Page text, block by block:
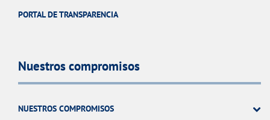
PORTAL DE TRANSPARENCIA
Nuestros compromisos
NUESTROS COMPROMISOS